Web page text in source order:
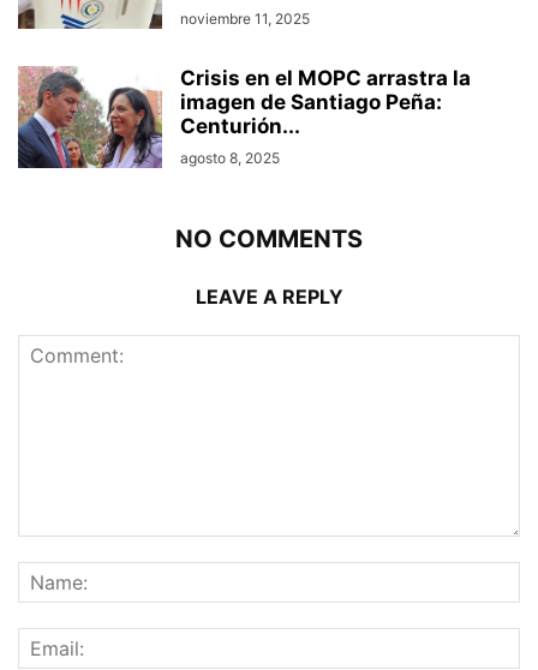
noviembre 11, 2025
Crisis en el MOPC arrastra la
imagen de Santiago Peña:
Centurión...
agosto 8, 2025
NO COMMENTS
LEAVE A REPLY